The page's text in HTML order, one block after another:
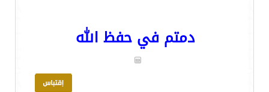
دمتم في حفظ الله